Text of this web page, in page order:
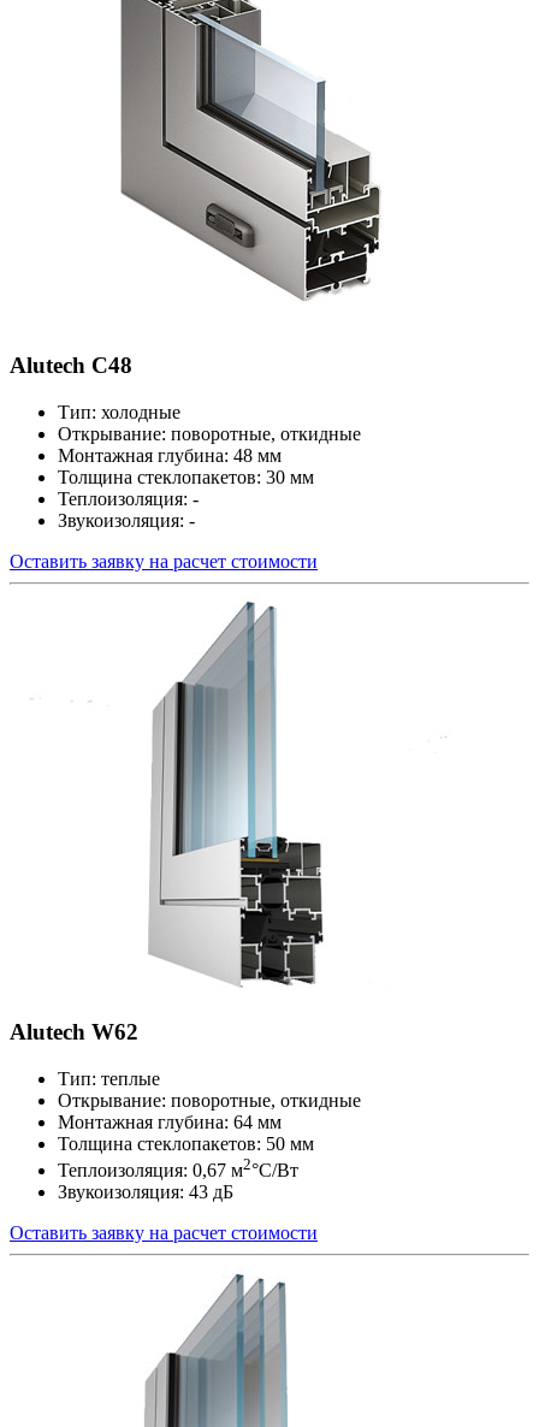
Alutech C48
Тип: холодные
Открывание: поворотные, откидные
Монтажная глубина: 48 мм
Толщина стеклопакетов: 30 мм
Теплоизоляция: -
Звукоизоляция: -
Оставить заявку на расчет стоимости
Alutech W62
Тип: теплые
Открывание: поворотные, откидные
Монтажная глубина: 64 мм
Толщина стеклопакетов: 50 мм
Теплоизоляция: 0,67 м2°С/Вт
Звукоизоляция: 43 дБ
Оставить заявку на расчет стоимости